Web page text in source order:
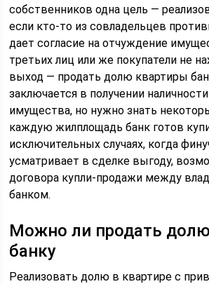
собственников одна цель —
если кто-то из совладельцев
дает согласие на отчуждение
третьих лиц или же покупатели не
выход — продать долю квартиры
заключается в получении
имущества, но нужно знать
каждую жилплощадь банк готов
исключительных случаях, когда
усматривает в сделке выгоду,
договора купли-продажи между
банком.
Можно ли продать
банку
Реализовать долю в квартире с